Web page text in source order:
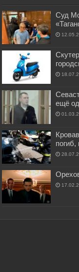
Суд
ещё